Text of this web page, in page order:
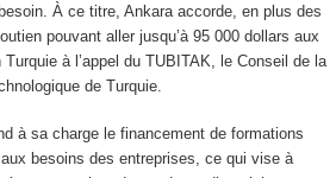
À ce titre, Ankara accorde, en plus des
pouvant aller jusqu’à 95 000 dollars aux
à l’appel du TUBITAK, le Conseil de la
de Turquie.
à sa charge le financement de formations
besoins des entreprises, ce qui vise à